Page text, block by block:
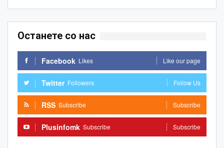
Останете со нас
Facebook Likes Like our page
Twitter Followers Follow Us
RSS Subscribe Subscribe
Plusinfomk Subscribe Subscribe